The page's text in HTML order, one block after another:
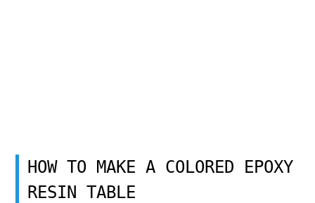
HOW TO MAKE A COLORED EPOXY
RESIN TABLE